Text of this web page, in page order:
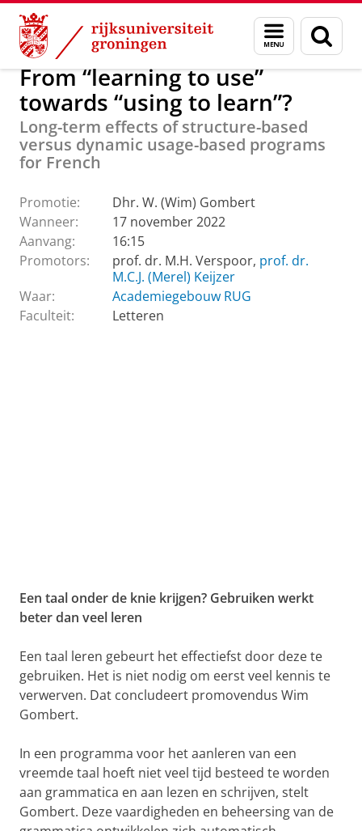
Skip
Content
Skip
Navigation
Menu
en
zoeken
Onderzoek Graduate School for the Humanities
From “learning to use”
towards “using to learn”?
Long-term effects of structure-based
versus dynamic usage-based programs
for French
Promotie:
Dhr. W. (Wim) Gombert
Wanneer:
17 november 2022
Aanvang:
16:15
Promotors:
prof. dr. M.H. Verspoor, prof. dr.
M.C.J. (Merel) Keijzer
Waar:
Academiegebouw RUG
Faculteit:
Letteren
Een taal onder de knie krijgen? Gebruiken werkt
beter dan veel leren
Een taal leren gebeurt het effectiefst door deze te
gebruiken. Het is niet nodig om eerst veel kennis te
verwerven. Dat concludeert promovendus Wim
Gombert.
In een programma voor het aanleren van een
vreemde taal hoeft niet veel tijd besteed te worden
aan grammatica en aan lezen en schrijven, stelt
Gombert. Deze vaardigheden en beheersing van de